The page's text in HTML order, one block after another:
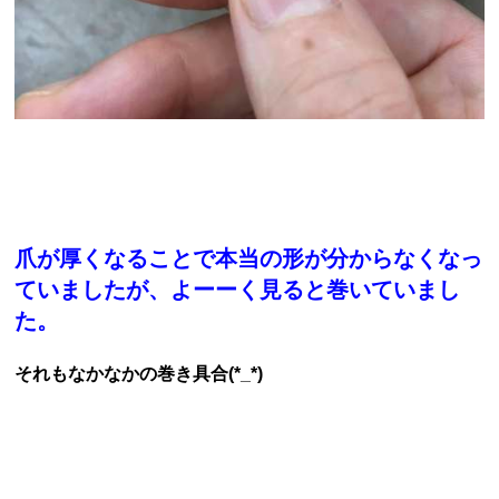
爪が厚くなることで本当の形が分からなくなっ
ていましたが、よーーく見ると巻いていまし
た。
それもなかなかの巻き具合(*_*)